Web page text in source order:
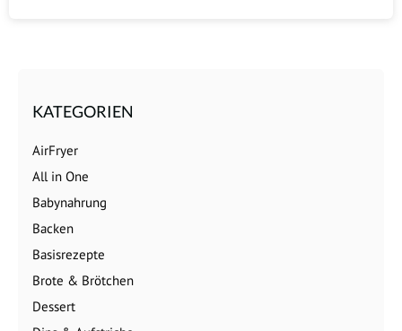
KATEGORIEN
AirFryer
All in One
Babynahrung
Backen
Basisrezepte
Brote & Brötchen
Dessert